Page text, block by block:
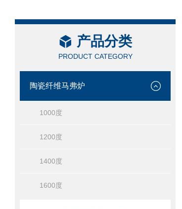
产品分类
PRODUCT CATEGORY
陶瓷纤维马弗炉
1000度
1200度
1400度
1600度